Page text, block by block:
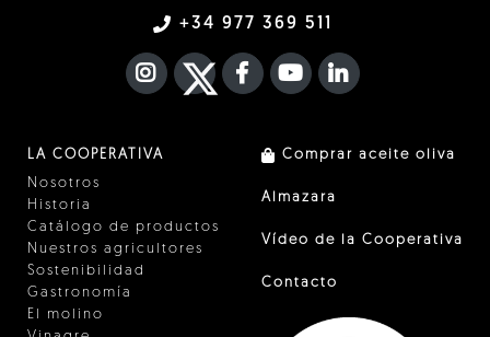
+34 977 369 511
INSTAGRAM
TWITTER
FACEBOOK F
YOUTUBEFA LINKEDIN
LA COOPERATIVA
Nosotros
Historia
Catálogo de productos
Nuestros agricultores
Sostenibilidad
Gastronomía
El molino
Comprar aceite oliva
Almazara
Vídeo de la Cooperativa
Contacto